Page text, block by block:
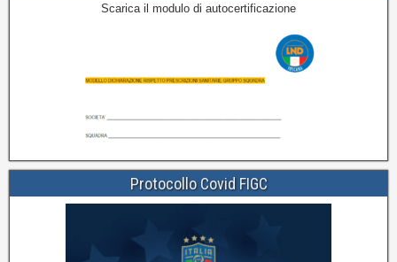
Scarica il modulo di autocertificazione
Protocollo Covid FIGC